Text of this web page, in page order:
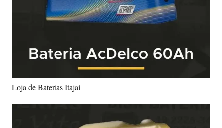
Loja de Baterias Itajaí